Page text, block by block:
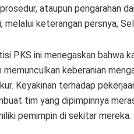
ataupun pengarahan
melalui keterangan persnya,
PKS ini menegaskan bahwa
memunculkan keberanian
Keyakinan terhadap
tim yang dipimpinnya
pemimpin di sekitar mereka.